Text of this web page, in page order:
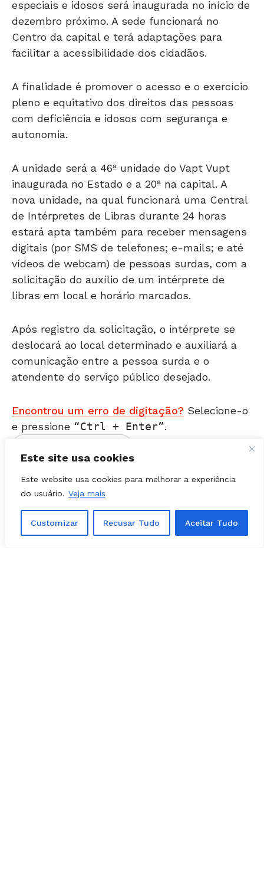
Este site usa cookies
Este website usa cookies para melhorar a experiência
do usuário. Veja mais
Customizar Recusar Tudo Aceitar Tudo
dezembro próximo. A sede funcionará no
Centro da capital e terá adaptações para
facilitar a acessibilidade dos cidadãos.
pleno e equitativo dos direitos das pessoas
com deficiência e idosos com segurança e
autonomia.
inaugurada no Estado e a 20ª na capital. A
nova unidade, na qual funcionará uma Central
de Intérpretes de Libras durante 24 horas
estará apta também para receber mensagens
digitais (por SMS de telefones; e-mails; e até
vídeos de webcam) de pessoas surdas, com a
solicitação do auxílio de um intérprete de
libras em local e horário marcados.
deslocará ao local determinado e auxiliará a
comunicação entre a pessoa surda e o
atendente do serviço público desejado.
e pressione Ctrl + Enter .
Matérias Relacionadas